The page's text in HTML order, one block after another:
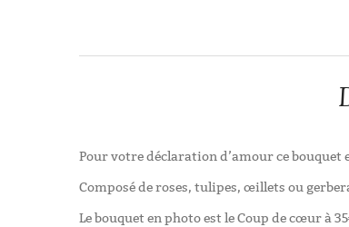
Pour votre déclaration d’amour ce bouquet
Composé de roses, tulipes, œillets ou
Le bouquet en photo est le Coup de cœur à